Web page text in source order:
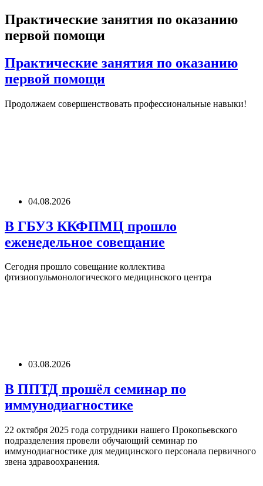
Практические занятия по оказанию
первой помощи
Практические занятия по оказанию
первой помощи
Продолжаем совершенствовать профессиональные навыки!
04.08.2026
В ГБУЗ ККФПМЦ прошло
еженедельное совещание
Сегодня прошло совещание коллектива
фтизиопульмонологического медицинского центра
03.08.2026
В ППТД прошёл семинар по
иммунодиагностике
22 октября 2025 года сотрудники нашего Прокопьевского
подразделения провели обучающий семинар по
иммунодиагностике для медицинского персонала первичного
звена здравоохранения.